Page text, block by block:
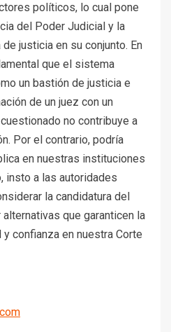
políticos, lo cual pone
del Poder Judicial y la
justicia en su conjunto. En
que el sistema
un bastión de justicia e
de un juez con un
no contribuye a
Por el contrario, podría
en nuestras instituciones
insto a las autoridades
la candidatura del
que garanticen la
confianza en nuestra Corte